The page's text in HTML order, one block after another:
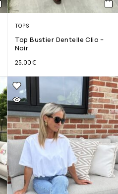
TOPS
Top Bustier Dentelle Clio –
Noir
25.00€